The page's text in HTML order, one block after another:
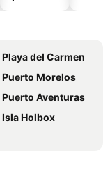
del Carmen
Puerto Morelos
Puerto Aventuras
Isla Holbox